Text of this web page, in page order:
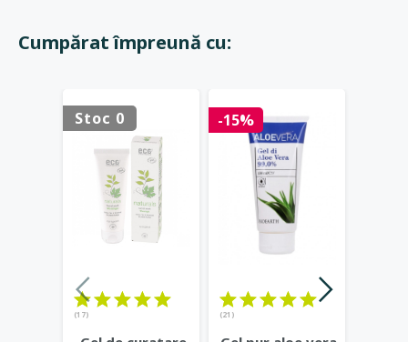
Cumpărat împreună cu:
Stoc 0
(17)
-15%
(21)